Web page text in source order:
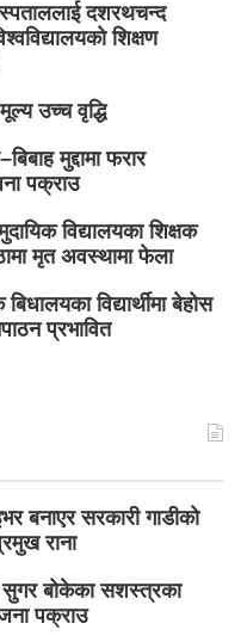
दशरथचन्द
शिक्षण
उच्च वृद्धि
मुद्दामा फरार
पक्राउ
विद्यालयका शिक्षक
मृत अवस्थामा फेला
बिधालयका विद्यार्थीमा बेहोस
प्रभावित
बनाएर सरकारी गाडीको
राना
सुगर बोकेका सशस्त्रका
पक्राउ